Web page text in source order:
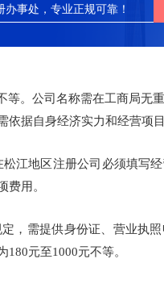
事处，专业正规可靠！
等。公司名称需在工商局无
据自身经济实力和经营项目
松江地区注册公司必须填写
费用。
，需提供身份证、营业执
元至1000元不等。